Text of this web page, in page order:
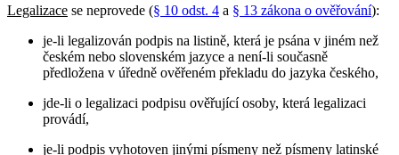
Legalizace se neprovede (§ 10 odst. 4 a § 13 zákona o ověřování):
je-li legalizován podpis na listině, která je psána v jiném než
českém nebo slovenském jazyce a není-li současně
předložena v úředně ověřeném překladu do jazyka českého,
jde-li o legalizaci podpisu ověřující osoby, která legalizaci
provádí,
je-li podpis vyhotoven jinými písmeny než písmeny latinské